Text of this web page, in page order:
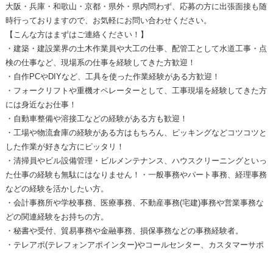
大阪・兵庫・和歌山・京都・県外・県内問わず、応募の方に出張面接も随
時行っておりますので、お気軽にお問い合わせください。
【こんな方はまずはご連絡ください！】
・建築・建設業界の土木作業員や大工の仕事、配管工として水道工事・点
検の仕事など、現場系の仕事を経験してきた方歓迎！
・自作PCやDIYなど、工具を使った作業経験がある方歓迎！
・フォークリフトや重機オペレーターとして、工事現場を経験してきた方
には身近なお仕事！
・自動車整備や溶接工などの経験がある方も歓迎！
・工場や物流倉庫の経験がある方はもちろん、ピッキングなどコツコツと
した作業が好きな方にピッタリ！
・清掃員やビル設備管理・ビルメンテナンス、ハウスクリーニングといっ
た仕事の経験も無駄にはなりません！・一般事務やパート事務、経理事務
などの経験を活かしたい方。
・会計事務所や学校事務、医療事務、不動産事務(宅建)事務や営業事務な
どの関連経験をお持ちの方。
・秘書や受付、貿易事務や金融事務、損保事務などの事務経験者。
・テレアポ(テレフォンアポインター)やコールセンター、カスタマーサポ